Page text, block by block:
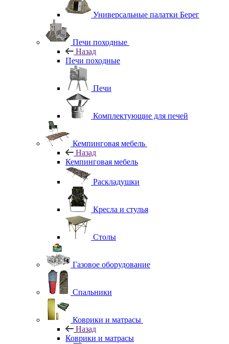
Универсальные палатки Берег
Печи походные
Назад
Печи походные
Печи
Комплектующие для печей
Кемпинговая мебель
Назад
Кемпинговая мебель
Раскладушки
Кресла и стулья
Столы
Газовое оборудование
Спальники
Коврики и матрасы
Назад
Коврики и матрасы